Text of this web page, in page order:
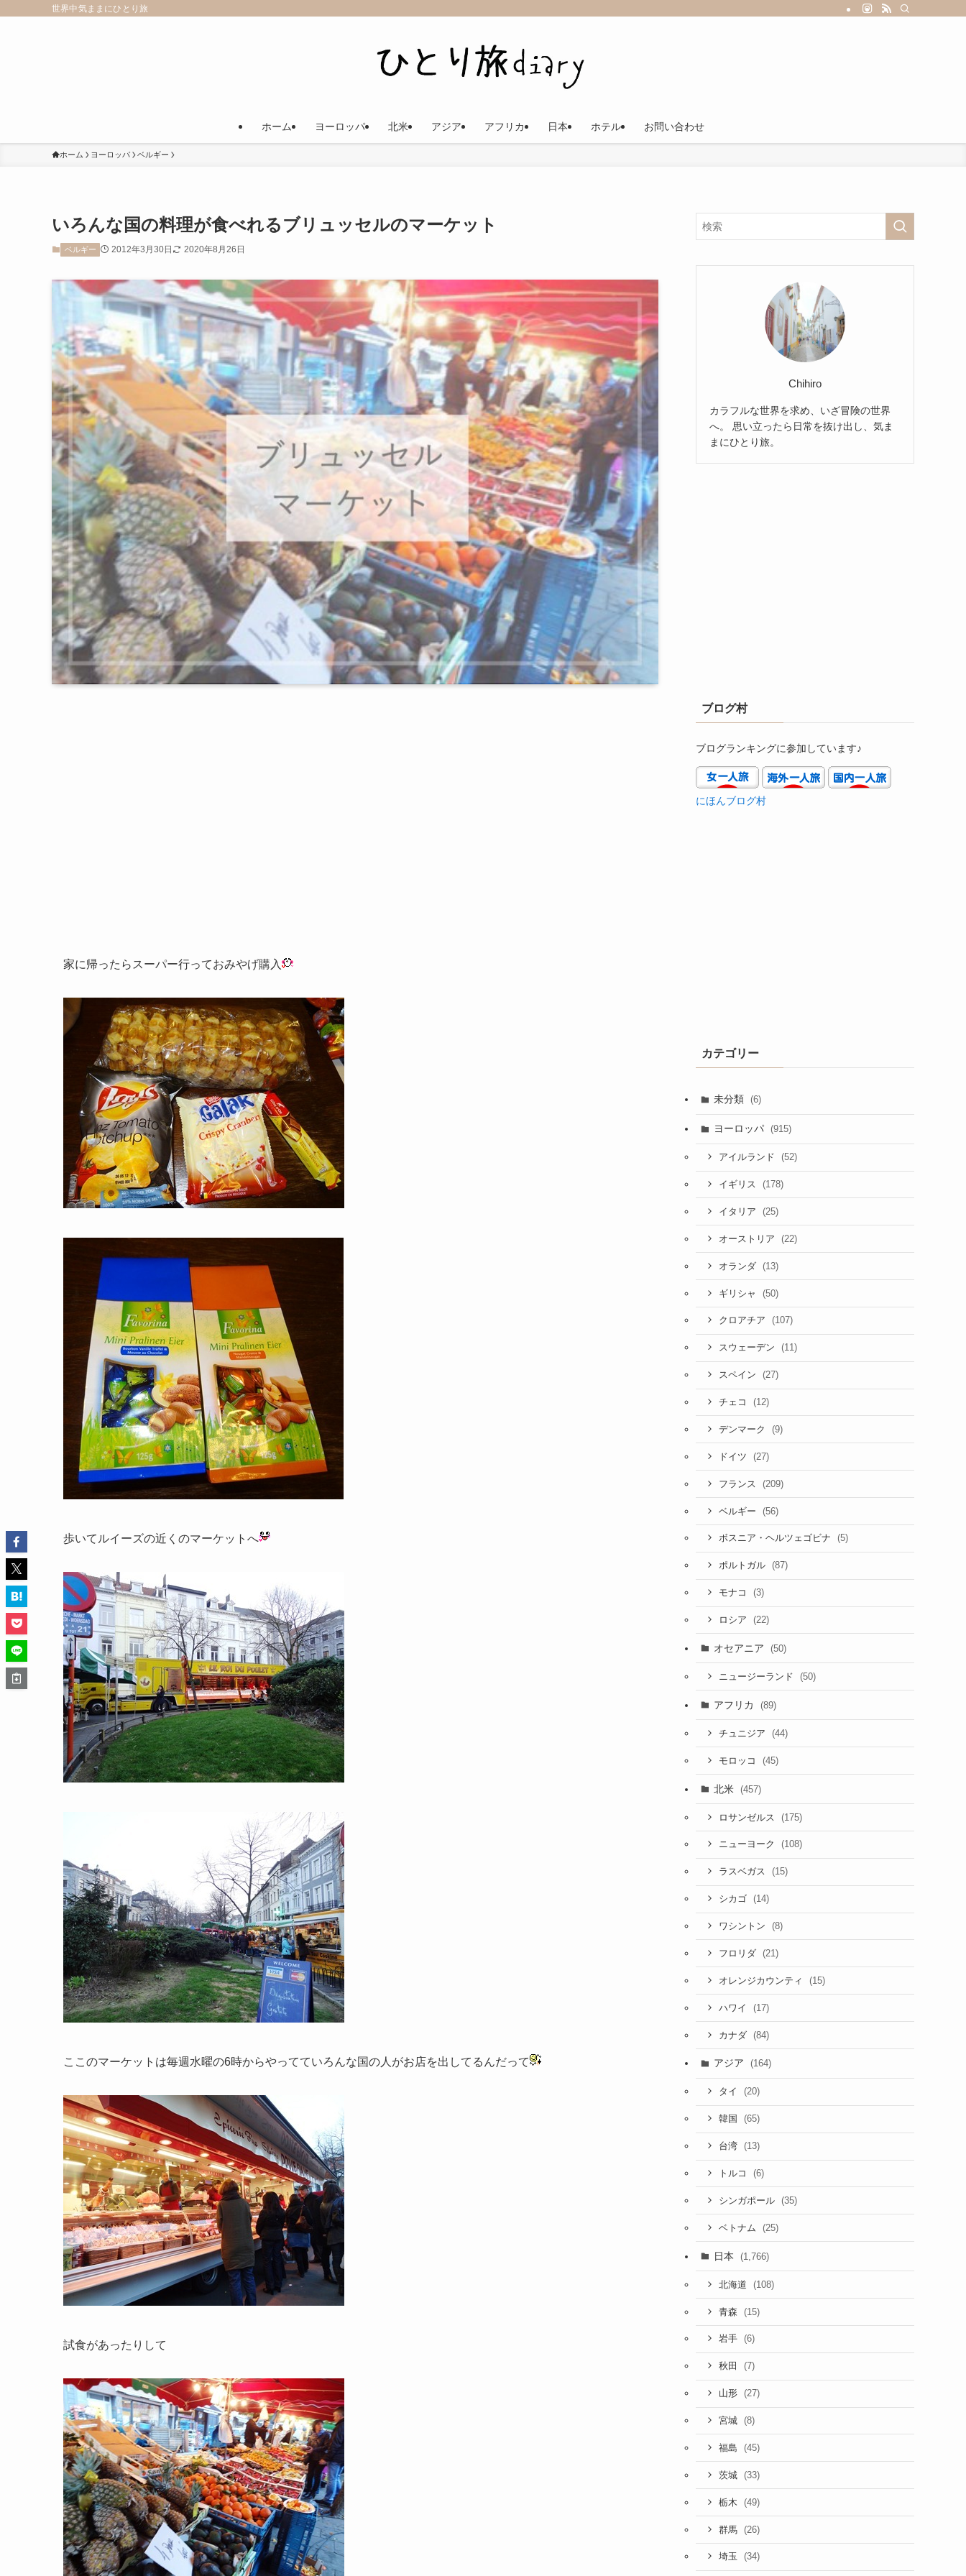
世界中気ままにひとり旅
ホーム ヨーロッパ 北米 アジア アフリカ 日本 ホテル お問い合わせ
ホーム ヨーロッパ ベルギー
いろんな国の料理が食べれるブリュッセルのマーケット
ベルギー 2012年3月30日 2020年8月26日
家に帰ったらスーパー行っておみやげ購入
歩いてルイーズの近くのマーケットへ
ここのマーケットは毎週水曜の6時からやってていろんな国の人がお店を出してるんだって
試食があったりして
Chihiro
カラフルな世界を求め、いざ冒険の世界
へ。 思い立ったら日常を抜け出し、気ま
まにひとり旅。
ブログ村
ブログランキングに参加しています♪
にほんブログ村
カテゴリー
未分類 (6)
ヨーロッパ (915)
アイルランド (52)
イギリス (178)
イタリア (25)
オーストリア (22)
オランダ (13)
ギリシャ (50)
クロアチア (107)
スウェーデン (11)
スペイン (27)
チェコ (12)
デンマーク (9)
ドイツ (27)
フランス (209)
ベルギー (56)
ボスニア・ヘルツェゴビナ (5)
ポルトガル (87)
モナコ (3)
ロシア (22)
オセアニア (50)
ニュージーランド (50)
アフリカ (89)
チュニジア (44)
モロッコ (45)
北米 (457)
ロサンゼルス (175)
ニューヨーク (108)
ラスベガス (15)
シカゴ (14)
ワシントン (8)
フロリダ (21)
オレンジカウンティ (15)
ハワイ (17)
カナダ (84)
アジア (164)
タイ (20)
韓国 (65)
台湾 (13)
トルコ (6)
シンガポール (35)
ベトナム (25)
日本 (1,766)
北海道 (108)
青森 (15)
岩手 (6)
秋田 (7)
山形 (27)
宮城 (8)
福島 (45)
茨城 (33)
栃木 (49)
群馬 (26)
埼玉 (34)